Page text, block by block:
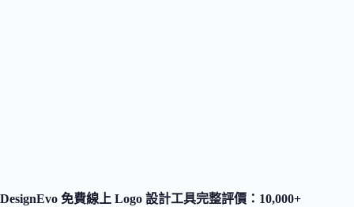
DesignEvo 免費線上 Logo 設計工具完整評價：10,000+